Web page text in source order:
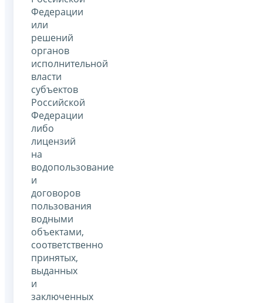
Федерации
или
решений
органов
исполнительной
власти
субъектов
Российской
Федерации
либо
лицензий
на
водопользование
и
договоров
пользования
водными
объектами,
соответственно
принятых,
выданных
и
заключенных